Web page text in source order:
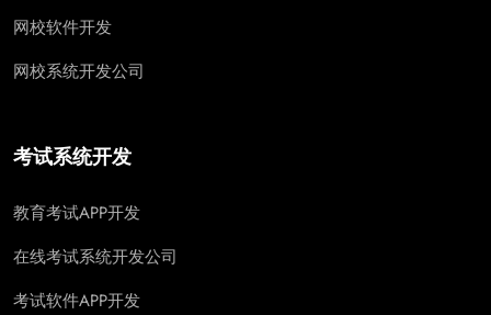
网校软件开发
网校系统开发公司
考试系统开发
教育考试APP开发
在线考试系统开发公司
考试软件APP开发